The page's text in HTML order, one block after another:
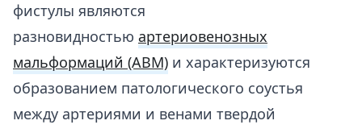
фистулы являются
разновидностью артериовенозных
мальформаций (АВМ) и характеризуются
образованием патологического соустья
между артериями и венами твердой